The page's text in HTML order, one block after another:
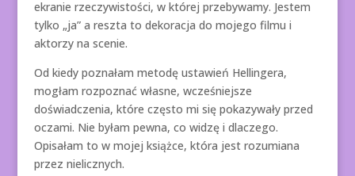
ekranie rzeczywistości, w której przebywamy. Jestem
tylko „ja” a reszta to dekoracja do mojego filmu i
aktorzy na scenie.
Od kiedy poznałam metodę ustawień Hellingera,
mogłam rozpoznać własne, wcześniejsze
doświadczenia, które często mi się pokazywały przed
oczami. Nie byłam pewna, co widzę i dlaczego.
Opisałam to w mojej książce, która jest rozumiana
przez nielicznych.